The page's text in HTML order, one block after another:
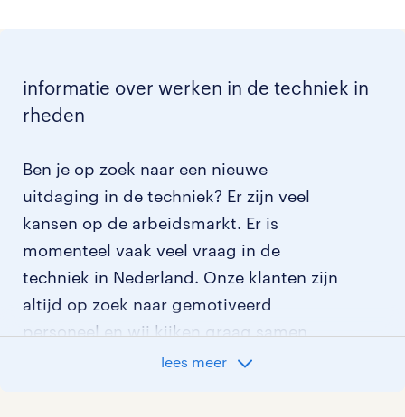
informatie over werken in de techniek in
rheden
Ben je op zoek naar een nieuwe
uitdaging in de techniek? Er zijn veel
kansen op de arbeidsmarkt. Er is
momenteel vaak veel vraag in de
techniek in Nederland. Onze klanten zijn
altijd op zoek naar gemotiveerd
personeel en wij kijken graag samen
met je naar de organisatie die het beste
lees meer